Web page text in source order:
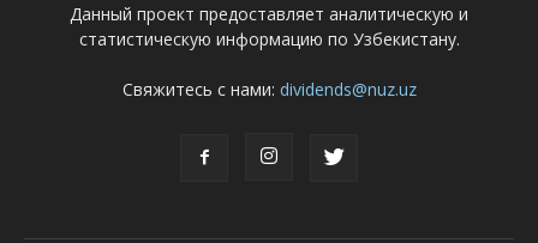
Данный проект предоставляет аналитическую и
статистическую информацию по Узбекистану.
Свяжитесь с нами: dividends@nuz.uz